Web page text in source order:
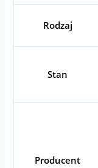
Rodzaj
Stan
Producent